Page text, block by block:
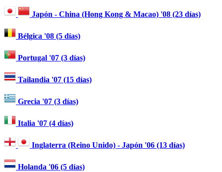
Japón - China (Hong Kong & Macao) '08 (23 días)
Bélgica '08 (5 días)
Portugal '07 (3 días)
Tailandia '07 (15 días)
Grecia '07 (3 días)
Italia '07 (4 días)
Inglaterra (Reino Unido) - Japón '06 (13 días)
Holanda '06 (5 días)